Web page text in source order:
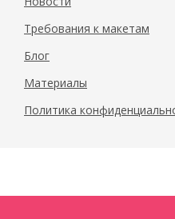
Требования к макетам
Блог
Материалы
Политика